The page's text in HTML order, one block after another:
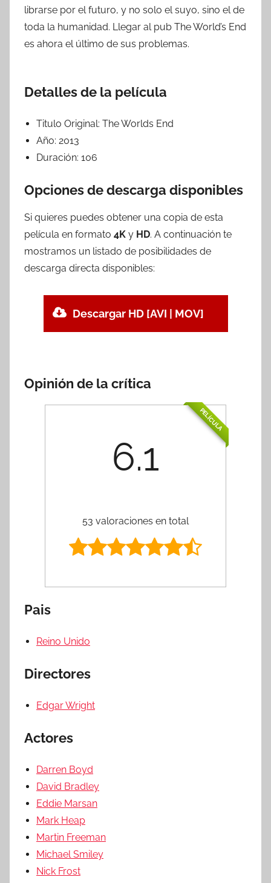
librarse por el futuro, y no solo el suyo, sino el de
toda la humanidad. Llegar al pub The World’s End
es ahora el último de sus problemas.
Detalles de la película
Titulo Original: The Worlds End
Año: 2013
Duración: 106
Opciones de descarga disponibles
Si quieres puedes obtener una copia de esta
película en formato 4K y HD. A continuación te
mostramos un listado de posibilidades de
descarga directa disponibles:
Descargar HD [AVI | MOV]
Opinión de la crítica
PELÍCULA
6.1
53 valoraciones en total
Pais
Reino Unido
Directores
Edgar Wright
Actores
Darren Boyd
David Bradley
Eddie Marsan
Mark Heap
Martin Freeman
Michael Smiley
Nick Frost